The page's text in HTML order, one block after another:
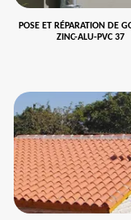
POSE ET RÉPARATION DE
ZINC-ALU-PVC 37